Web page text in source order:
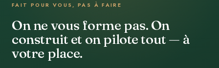
FAIT POUR VOUS, PAS À FAIRE
On ne vous forme pas. On
construit et on pilote tout — à
votre place.